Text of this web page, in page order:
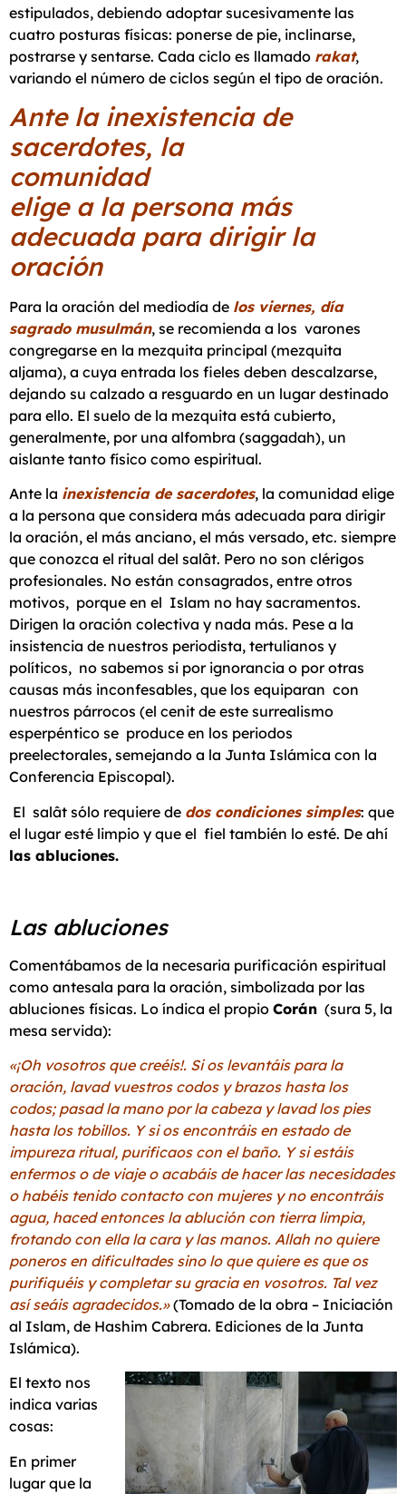
estipulados, debiendo adoptar sucesivamente las
cuatro posturas físicas: ponerse de pie, inclinarse,
postrarse y sentarse. Cada ciclo es llamado rakat,
variando el número de ciclos según el tipo de oración.
Ante la inexistencia de
sacerdotes, la
comunidad
elige a la persona más
adecuada para dirigir la
oración
Para la oración del mediodía de los viernes, día
sagrado musulmán, se recomienda a los varones
congregarse en la mezquita principal (mezquita
aljama), a cuya entrada los fieles deben descalzarse,
dejando su calzado a resguardo en un lugar destinado
para ello. El suelo de la mezquita está cubierto,
generalmente, por una alfombra (saggadah), un
aislante tanto físico como espiritual.
Ante la inexistencia de sacerdotes, la comunidad elige
a la persona que considera más adecuada para dirigir
la oración, el más anciano, el más versado, etc. siempre
que conozca el ritual del salât. Pero no son clérigos
profesionales. No están consagrados, entre otros
motivos, porque en el Islam no hay sacramentos.
Dirigen la oración colectiva y nada más. Pese a la
insistencia de nuestros periodista, tertulianos y
políticos, no sabemos si por ignorancia o por otras
causas más inconfesables, que los equiparan con
nuestros párrocos (el cenit de este surrealismo
esperpéntico se produce en los periodos
preelectorales, semejando a la Junta Islámica con la
Conferencia Episcopal).
El salât sólo requiere de dos condiciones simples: que
el lugar esté limpio y que el fiel también lo esté. De ahí
las abluciones.
Las abluciones
Comentábamos de la necesaria purificación espiritual
como antesala para la oración, simbolizada por las
abluciones físicas. Lo índica el propio Corán (sura 5, la
mesa servida):
«¡Oh vosotros que creéis!. Si os levantáis para la
oración, lavad vuestros codos y brazos hasta los
codos; pasad la mano por la cabeza y lavad los pies
hasta los tobillos. Y si os encontráis en estado de
impureza ritual, purificaos con el baño. Y si estáis
enfermos o de viaje o acabáis de hacer las necesidades
o habéis tenido contacto con mujeres y no encontráis
agua, haced entonces la ablución con tierra limpia,
frotando con ella la cara y las manos. Allah no quiere
poneros en dificultades sino lo que quiere es que os
purifiquéis y completar su gracia en vosotros. Tal vez
así seáis agradecidos.» (Tomado de la obra – Iniciación
al Islam, de Hashim Cabrera. Ediciones de la Junta
Islámica).
El texto nos
indica varias
cosas:
En primer
lugar que la